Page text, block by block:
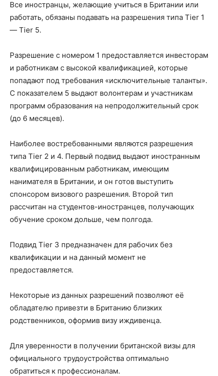
Все иностранцы, желающие учиться в Британии или
работать, обязаны подавать на разрешения типа Tier 1
— Tier 5.
Разрешение с номером 1 предоставляется инвесторам
и работникам с высокой квалификацией, которые
попадают под требования «исключительные таланты».
С показателем 5 выдают волонтерам и участникам
программ образования на непродолжительный срок
(до 6 месяцев).
Наиболее востребованными являются разрешения
типа Tier 2 и 4. Первый подвид выдают иностранным
квалифицированным работникам, имеющим
нанимателя в Британии, и он готов выступить
спонсором визового разрешения. Второй тип
рассчитан на студентов-иностранцев, получающих
обучение сроком дольше, чем полгода.
Подвид Tier 3 предназначен для рабочих без
квалификации и на данный момент не
предоставляется.
Некоторые из данных разрешений позволяют её
обладателю привезти в Британию близких
родственников, оформив визу иждивенца.
Для уверенности в получении британской визы для
официального трудоустройства оптимально
обратиться к профессионалам.